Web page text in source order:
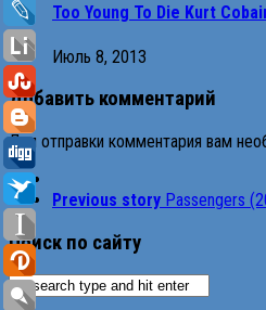
Too Young To Die Kurt
Июль 8, 2013
Добавить комментарий
Для отправки комментария вам
Previous story Passengers
Поиск по сайту